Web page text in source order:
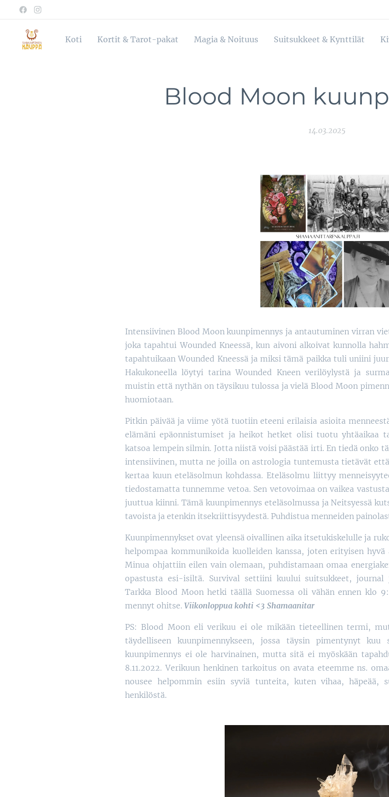
Koti Kortit & Tarot-pakat Magia & Noituus Suitsukkeet & Kynttilät
Blood Moon
14.03.2025
Intensiivinen Blood Moon kuunpimennys ja antautuminen virran
joka tapahtui Wounded Kneessä, kun aivoni alkoivat kunnolla
tapahtuikaan Wounded Kneessä ja miksi tämä paikka tuli uniini
Hakukoneella löytyi tarina Wounded Kneen verilöylystä ja
muistin että nythän on täysikuu tulossa ja vielä Blood Moon
huomiotaan.
Pitkin päivää ja viime yötä tuotiin eteeni erilaisia asioita
elämäni epäonnistumiset ja heikot hetket olisi tuotu yhtäaikaa
katsoa lempein silmin. Jotta niistä voisi päästää irti. En tiedä onko
intensiivinen, mutta ne joilla on astrologia tuntemusta tietävät
kertaa kuun eteläsolmun kohdassa. Eteläsolmu liittyy
tiedostamatta tunnemme vetoa. Sen vetovoimaa on vaikea
juuttua kiinni. Tämä kuunpimennys eteläsolmussa ja Neitsyessä
tavoista ja etenkin itsekriittisyydestä. Puhdistua menneiden
Kuunpimennykset ovat yleensä oivallinen aika itsetukiskelulle ja
helpompaa kommunikoida kuolleiden kanssa, joten erityisen hyvä
Minua ohjattiin eilen vain olemaan, puhdistamaan omaa
opastusta esi-isiltä. Survival settiini kuului suitsukkeet, journal
Tarkka Blood Moon hetki täällä Suomessa oli vähän ennen klo
mennyt ohitse. Viikonloppua kohti <3 Shamaanitar
PS: Blood Moon eli verikuu ei ole mikään tieteellinen termi,
täydelliseen kuunpimennykseen, jossa täysin pimentynyt kuu
kuunpimennys ei ole harvinainen, mutta sitä ei myöskään
8.11.2022. Verikuun henkinen tarkoitus on avata eteemme ns.
nousee helpommin esiin syviä tunteita, kuten vihaa, häpeää,
henkilöstä.